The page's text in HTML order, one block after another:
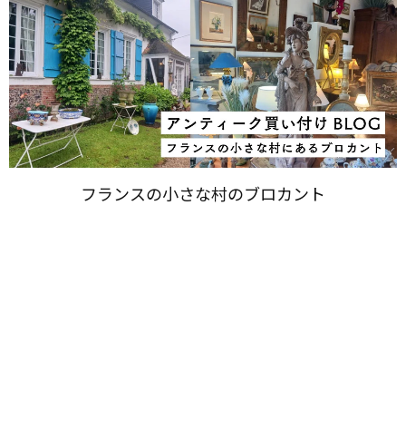
フランスの​小さな​村の​ブロカント